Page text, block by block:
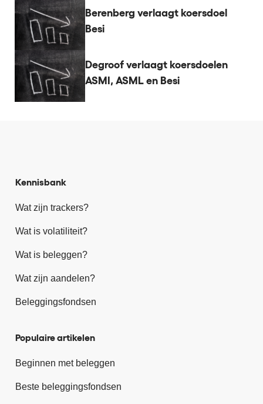
Berenberg verlaagt koersdoel
Besi
Degroof verlaagt koersdoelen
ASMI, ASML en Besi
Kennisbank
Wat zijn trackers?
Wat is volatiliteit?
Wat is beleggen?
Wat zijn aandelen?
Beleggingsfondsen
Populaire artikelen
Beginnen met beleggen
Beste beleggingsfondsen